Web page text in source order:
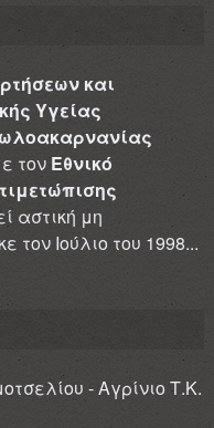
και
Υγείας
τον Εθνικό
αστική μη
τον Ιούλιο του 1998...
- Αγρίνιο Τ.Κ.